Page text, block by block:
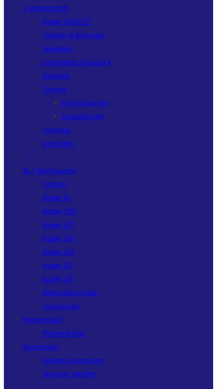
1. Mannschaft
Kader 2026/27
Trainer & Betreuer
Spielplan
Landesliga Gruppe A
Statistik
Tickets
Eintrittskarten
Dauerkarten
Fanshop
Liveticker
1b / Nachwuchs
Trainer
Kader 1b
Kader U20
Kader U17
Kader U15
Kader U13
Kader U11
Kader U9
Eishockeyschule
Laufschule
Eiskunstlauf
Presseartikel
Sponsoren
Unsere Sponsoren
Sponsor werden